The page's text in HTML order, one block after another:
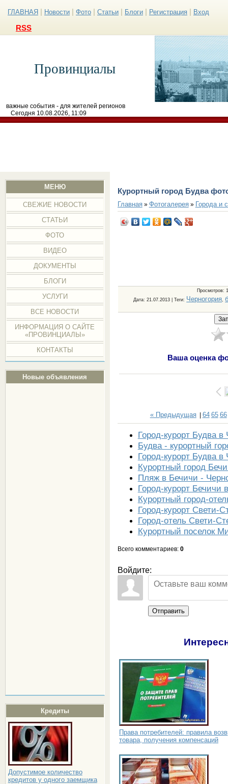
ГЛАВНАЯ Новости Фото Статьи Блоги Регистрация Вход
RSS
Провинциалы
важные события - для жителей регионов
Сегодня 10.08.2026, 11:09
МЕНЮ
СВЕЖИЕ НОВОСТИ
СТАТЬИ
ФОТО
ВИДЕО
ДОКУМЕНТЫ
БЛОГИ
УСЛУГИ
ВСЕ НОВОСТИ
ИНФОРМАЦИЯ О САЙТЕ
«ПРОВИНЦИАЛЫ»
КОНТАКТЫ
Новые объявления
Кредиты
Допустимое количество
кредитов у одного заемщика
Курортный город Будва
Главная» Фотогалерея» Города и
Просмотров:
Дата: 21.07.2013 |Теги: Черногория ,
Ваша оценка
« Предыдущая| 64 65 66
Город-курорт Будва в
Будва - курортный
Город-курорт Будва в
Курортный город
Пляж в Бечичи -
Город-курорт Бечичи
Курортный город-
Город-курорт Свети-
Город-отель Свети-
Курортный поселок
Всего комментариев: 0
Войдите:
Отправить
Права потребителей: правила
товара, получения компенсаций